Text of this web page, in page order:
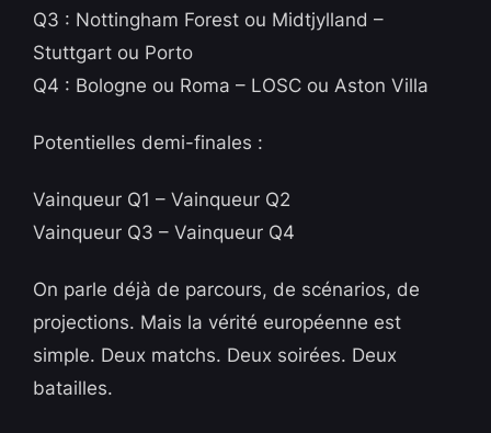
Q3 : Nottingham Forest ou Midtjylland –
Stuttgart ou Porto
Q4 : Bologne ou Roma – LOSC ou Aston Villa
Potentielles demi-finales :
Vainqueur Q1 – Vainqueur Q2
Vainqueur Q3 – Vainqueur Q4
On parle déjà de parcours, de scénarios, de
projections. Mais la vérité européenne est
simple. Deux matchs. Deux soirées. Deux
batailles.